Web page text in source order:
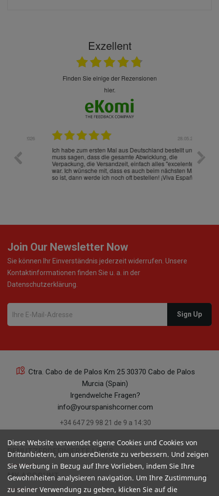
Exzellent
finden Sie einige der Rezensionen
hier.
28.05.2026
Ich habe zum ersten Mal aus Deutschland bestellt und
muss sagen, dass die gesamte Abwicklung, die
Verpackung, die Versandzeit, einfach alles "excelente"
war. Ich wünsche mit, dass es auch beim nächsten Mal
so ist, dann werde ich noch oft bestellen! ¡Viva España!
Die
gut
ist
Join Our Newsletter Now
Sie können Ihr Einverständnis jederzeit widerrufen. Unsere
Kontaktinformationen finden Sie u. a. in der
Datenschutzerklärung.
Ctra. Cabo de de Palos Km 25 30370 Cabo de Palos
Murcia (Spain)
Irgendwelche Fragen?
info@yourspanishcorner.com
+34 647 29 98 21 de 9 a 14:30
BENUTZERDEFINIERTE LINKS keyboard_arrow_down
MY ACCOUNT keyboard_arrow_down
Diese Website verwendet eigene Cookies und Cookies von
Drittanbietern, um unsereDienste zu verbessern. Und zeigen
Sie Werbung in Bezug auf Ihre Vorlieben, indem Sie Ihre
Gewohnheiten analysieren navigation. Um Ihre Zustimmung
zu seiner Verwendung zu geben, klicken Sie auf die